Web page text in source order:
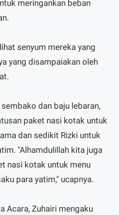
meringankan beban
senyum mereka yang
yang disampaiakan oleh
dan baju lebaran,
paket nasi kotak untuk
dan sedikit Rizki untuk
"Alhamdulillah kita juga
nasi kotak untuk menu
para yatim," ucapnya.
Acara, Zuhairi mengaku